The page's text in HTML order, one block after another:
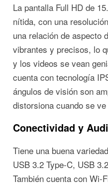
La pantalla Full HD de
nítida, con una
una relación de aspecto
vibrantes y precisos, lo
y los videos se vean
cuenta con tecnología
ángulos de visión son
distorsiona cuando se
Conectividad y
Tiene una buena
USB 3.2 Type-C, USB
También cuenta con Wi-